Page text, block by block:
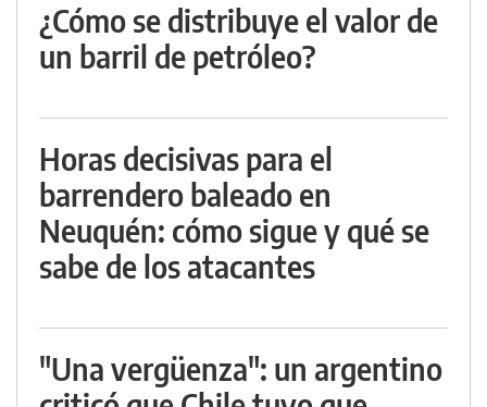
¿Cómo se distribuye el valor de
un barril de petróleo?
Horas decisivas para el
barrendero baleado en
Neuquén: cómo sigue y qué se
sabe de los atacantes
"Una vergüenza": un argentino